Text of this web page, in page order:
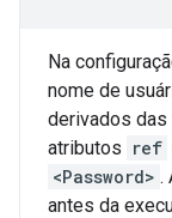
Na
nome de
derivados
atributos ref
<Password> .
antes da